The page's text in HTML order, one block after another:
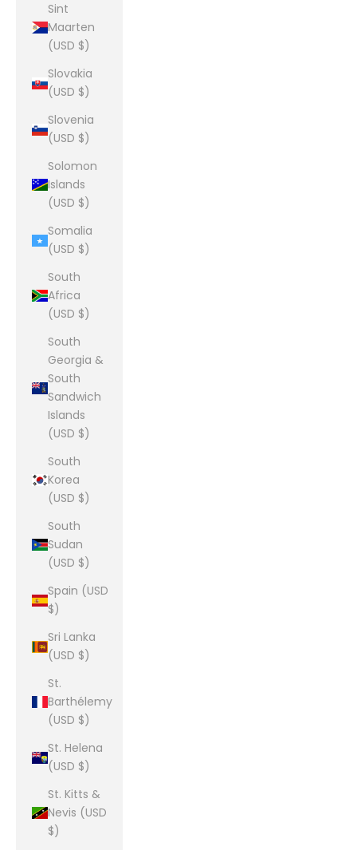
Sint
Maarten
(USD $)
Slovakia
(USD $)
Slovenia
(USD $)
Solomon
Islands
(USD $)
Somalia
(USD $)
South
Africa
(USD $)
South
Georgia &
South
Sandwich
Islands
(USD $)
South
Korea
(USD $)
South
Sudan
(USD $)
Spain (USD
$)
Sri Lanka
(USD $)
St.
Barthélemy
(USD $)
St. Helena
(USD $)
St. Kitts &
Nevis (USD
$)